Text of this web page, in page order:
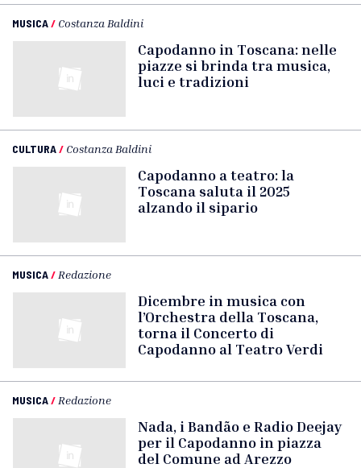
MUSICA/ Costanza Baldini
Capodanno in Toscana: nelle
piazze si brinda tra musica,
luci e tradizioni
CULTURA/ Costanza Baldini
Capodanno a teatro: la
Toscana saluta il 2025
alzando il sipario
MUSICA/ Redazione
Dicembre in musica con
l’Orchestra della Toscana,
torna il Concerto di
Capodanno al Teatro Verdi
MUSICA/ Redazione
Nada, i Bandão e Radio Deejay
per il Capodanno in piazza
del Comune ad Arezzo